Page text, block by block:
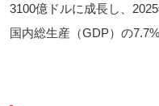
3100億ドルに成長し、
国内総生産（GDP）の